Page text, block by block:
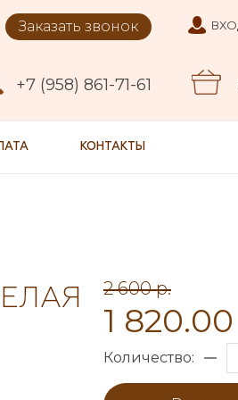
+7 (958) 861-71-61
Заказать звонок
КОНТАКТЫ
2 600 p.
1
Количество: